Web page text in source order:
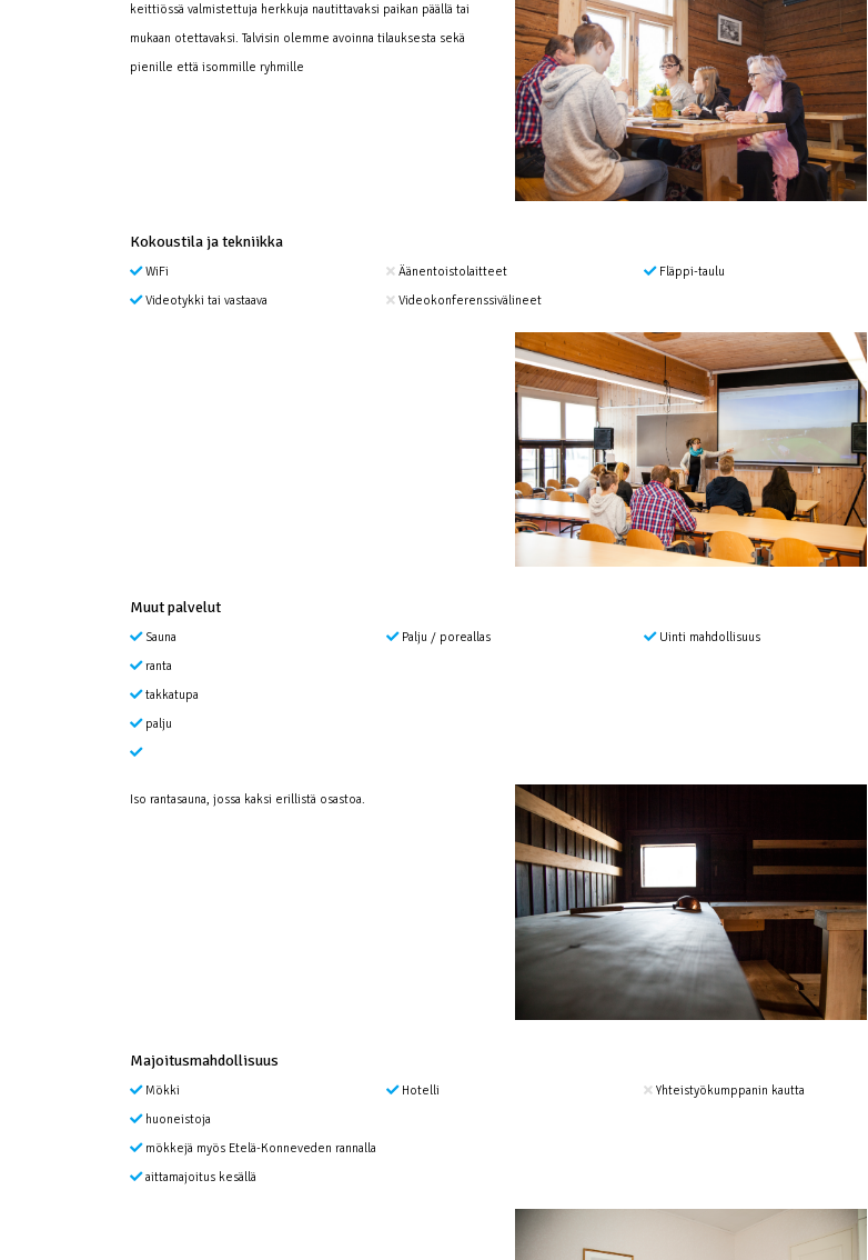
keittiössä valmistettuja herkkuja nautittavaksi paikan päällä tai
mukaan otettavaksi. Talvisin olemme avoinna tilauksesta sekä
pienille että isommille ryhmille
Kokoustila ja tekniikka
WiFi
Videotykki tai vastaava
Äänentoistolaitteet
Videokonferenssivälineet
Fläppi-taulu
Muut palvelut
Sauna Palju / poreallas
Uinti mahdollisuus
ranta
takkatupa
palju
Iso rantasauna, jossa kaksi erillistä osastoa.
Majoitusmahdollisuus
Mökki Hotelli
Yhteistyökumppanin kautta
huoneistoja
mökkejä myös Etelä-Konneveden rannalla
aittamajoitus kesällä